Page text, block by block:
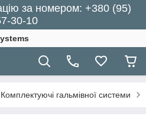
за номером: +380 (95)
30-10
Комплектуючі гальмівної системи